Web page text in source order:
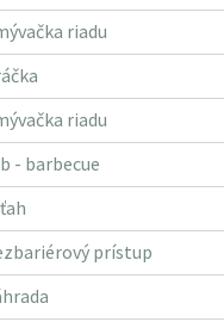
riadu
riadu
- barbecue
prístup